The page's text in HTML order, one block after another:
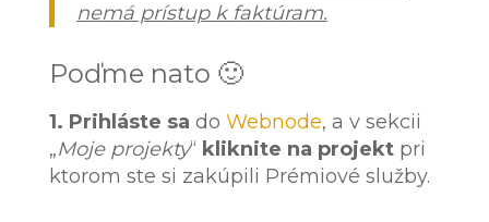
nemá prístup k faktúram.
Poďme nato 🙂
1. Prihláste sa do Webnode, a v sekcii
„Moje projekty“ kliknite na projektpri
ktorom ste si zakúpili Prémiové služby.